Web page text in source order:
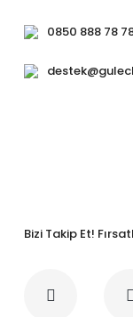
0850 888 78
Bizi Takip Et!